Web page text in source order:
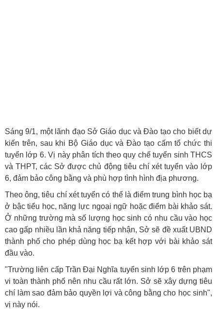
Sáng 9/1, một lãnh đạo Sở Giáo dục và Đào tạo cho biết dự
kiến trên, sau khi Bộ Giáo dục và Đào tạo cấm tổ chức thi
tuyển lớp 6. Vị này phân tích theo quy chế tuyển sinh THCS
và THPT, các Sở được chủ động tiêu chí xét tuyển vào lớp
6, đảm bảo công bằng và phù hợp tình hình địa phương.
Theo ông, tiêu chí xét tuyển có thể là điểm trung bình học bạ
ở bậc tiểu học, năng lực ngoại ngữ hoặc điểm bài khảo sát.
Ở những trường mà số lượng học sinh có nhu cầu vào học
cao gấp nhiều lần khả năng tiếp nhận, Sở sẽ đề xuất UBND
thành phố cho phép dùng học bạ kết hợp với bài khảo sát
đầu vào.
"Trường liên cấp Trần Đại Nghĩa tuyển sinh lớp 6 trên phạm
vi toàn thành phố nên nhu cầu rất lớn. Sở sẽ xây dựng tiêu
chí làm sao đảm bảo quyền lợi và công bằng cho học sinh",
vị này nói.